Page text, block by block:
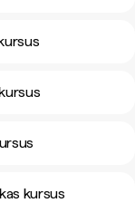
kursus